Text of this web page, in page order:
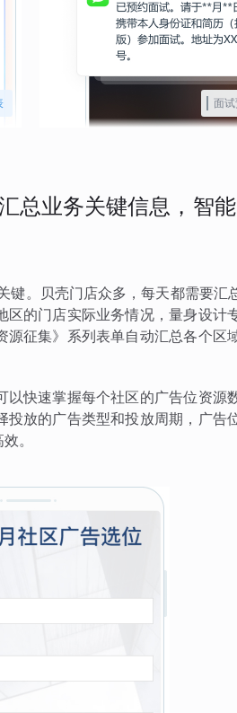
面
总业务关键信息，智
。贝壳门店众多，每天都需要汇
的门店实际业务情况，量身设计
征集》系列表单自动汇总各个区
快速掌握每个社区的广告位资源
放的广告类型和投放周期，广告
。